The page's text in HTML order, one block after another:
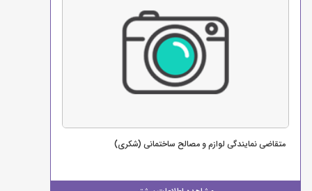
متقاضی نمایندگی لوازم و مصالح ساختمانی (شکری)